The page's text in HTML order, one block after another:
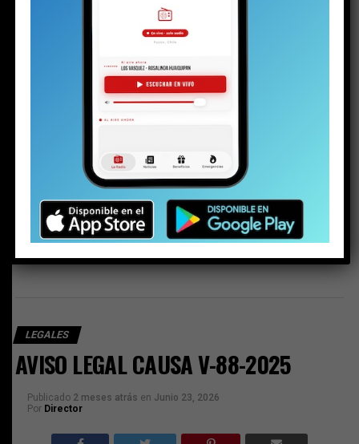
AVISO LEGAL CAUSA V-88-2025
ESTO PODRÍA GUSTARTE
LEGALES
AVISO LEGAL CAUSA V-88-2025
Publicado 2 meses atrás en Junio 23, 2026
Por Director